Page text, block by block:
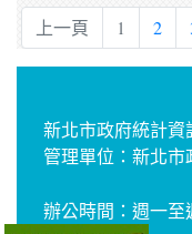
上一頁 1 2
新北市政府統計資
管理單位：新北市
辦公時間：週一至